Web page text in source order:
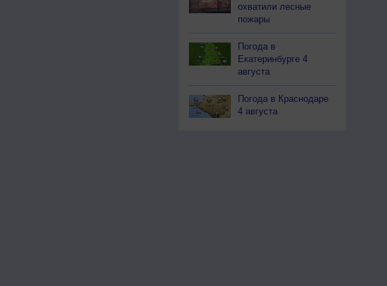
охватили лесные
пожары
Погода в
Екатеринбурге 4
августа
Погода в Краснодаре
4 августа